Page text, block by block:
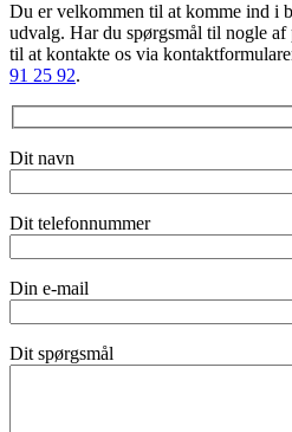
Du er velkommen til at komme ind i
udvalg. Har du spørgsmål til nogle
til at kontakte os via
91 25 92.
Dit navn
Dit telefonnummer
Din e-mail
Dit spørgsmål